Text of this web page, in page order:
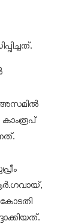
അസമില്‍
കോടതി